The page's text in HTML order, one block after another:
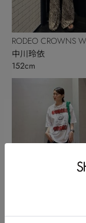
RODEO CROWNS
BOWL
中川玲依
152cm
RODEO CROWNS